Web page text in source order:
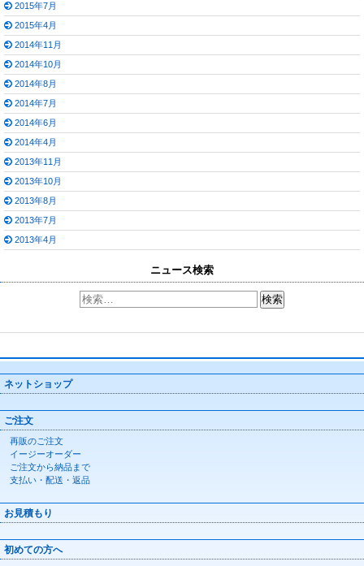
2015年7月
2015年4月
2014年11月
2014年10月
2014年8月
2014年7月
2014年6月
2014年4月
2013年11月
2013年10月
2013年8月
2013年7月
2013年4月
ニュース検索
ネットショップ
ご注文
再販のご注文
イージーオーダー
ご注文から納品まで
支払い・配送・返品
お見積もり
初めての方へ